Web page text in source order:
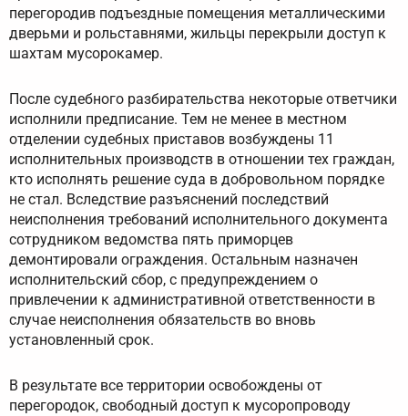
перегородив подъездные помещения металлическими
дверьми и рольставнями, жильцы перекрыли доступ к
шахтам мусорокамер.
После судебного разбирательства некоторые ответчики
исполнили предписание. Тем не менее в местном
отделении судебных приставов возбуждены 11
исполнительных производств в отношении тех граждан,
кто исполнять решение суда в добровольном порядке
не стал. Вследствие разъяснений последствий
неисполнения требований исполнительного документа
сотрудником ведомства пять приморцев
демонтировали ограждения. Остальным назначен
исполнительский сбор, с предупреждением о
привлечении к административной ответственности в
случае неисполнения обязательств во вновь
установленный срок.
В результате все территории освобождены от
перегородок, свободный доступ к мусоропроводу